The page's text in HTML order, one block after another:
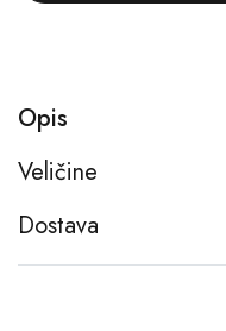
Opis
Veličine
Dostava